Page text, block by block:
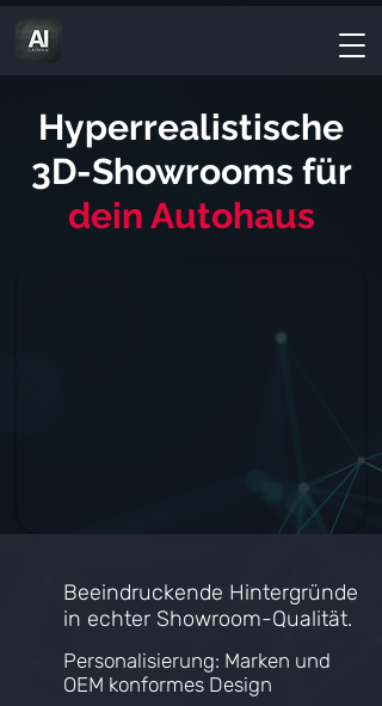
Hyperrealistische
3D-Showrooms für
dein Autohaus
Beeindruckende Hintergründe
in echter Showroom-Qualität.
Personalisierung: Marken und
OEM konformes Design